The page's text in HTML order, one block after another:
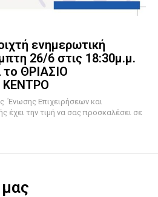
ενημερωτική
26/6 στις 18:30μ.μ.
το ΘΡΙΑΣΙΟ
Ένωσης Επιχειρήσεων και
έχει την τιμή να σας προσκαλέσει σε